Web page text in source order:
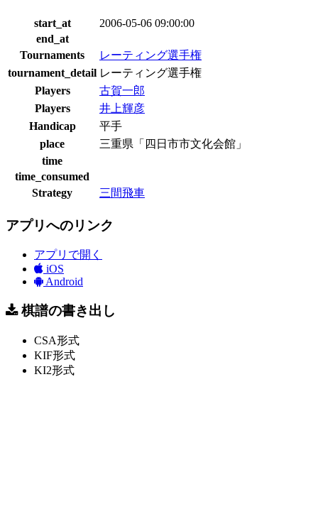
start_at
2006-05-06 09:00:00
end_at
Tournaments
レーティング選手権
tournament_detail レーティング選手権
Players
古賀一郎
Players
井上輝彦
Handicap
平手
place
三重県「四日市市文化会館」
time
time_consumed
Strategy
三間飛車
アプリへのリンク
アプリで開く
iOS
Android
棋譜の書き出し
CSA形式
KIF形式
KI2形式